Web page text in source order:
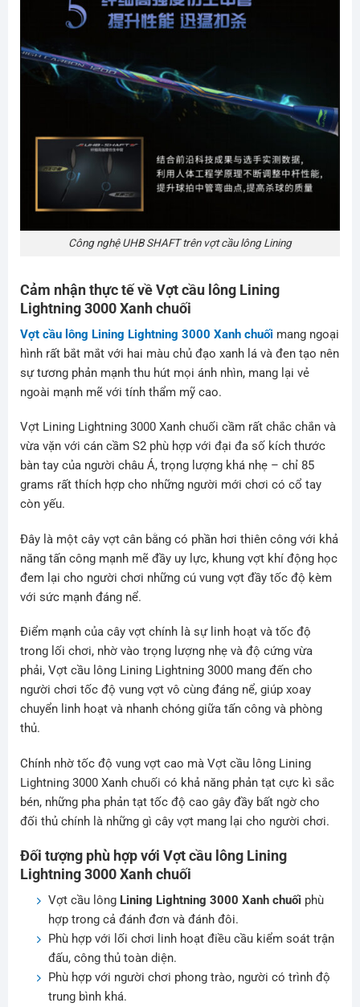
Công nghệ UHB SHAFT trên vợt cầu lông Lining
Cảm nhận thực tế về Vợt cầu lông Lining
Lightning 3000 Xanh chuối
Vợt cầu lông Lining Lightning 3000 Xanh chuối mang ngoại
hình rất bắt mắt với hai màu chủ đạo xanh lá và đen tạo nên
sự tương phản mạnh thu hút mọi ánh nhìn, mang lại vẻ
ngoài mạnh mẽ với tính thẩm mỹ cao.
Vợt Lining Lightning 3000 Xanh chuối cầm rất chắc chắn và
vừa vặn với cán cầm S2 phù hợp với đại đa số kích thước
bàn tay của người châu Á, trọng lượng khá nhẹ – chỉ 85
grams rất thích hợp cho những người mới chơi có cổ tay
còn yếu.
Đây là một cây vợt cân bằng có phần hơi thiên công với khả
năng tấn công mạnh mẽ đầy uy lực, khung vợt khí động học
đem lại cho người chơi những cú vung vợt đầy tốc độ kèm
với sức mạnh đáng nể.
Điểm mạnh của cây vợt chính là sự linh hoạt và tốc độ
trong lối chơi, nhờ vào trọng lượng nhẹ và độ cứng vừa
phải, Vợt cầu lông Lining Lightning 3000 mang đến cho
người chơi tốc độ vung vợt vô cùng đáng nể, giúp xoay
chuyển linh hoạt và nhanh chóng giữa tấn công và phòng
thủ.
Chính nhờ tốc độ vung vợt cao mà Vợt cầu lông Lining
Lightning 3000 Xanh chuối có khả năng phản tạt cực kì sắc
bén, những pha phản tạt tốc độ cao gây đầy bất ngờ cho
đối thủ chính là những gì cây vợt mang lại cho người chơi.
Đối tượng phù hợp với Vợt cầu lông Lining
Lightning 3000 Xanh chuối
Vợt cầu lông Lining Lightning 3000 Xanh chuối phù
hợp trong cả đánh đơn và đánh đôi.
Phù hợp với lối chơi linh hoạt điều cầu kiểm soát trận
đấu, công thủ toàn diện.
Phù hợp với người chơi phong trào, người có trình độ
trung bình khá.